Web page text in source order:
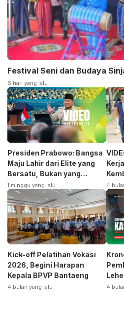
Festival Seni dan Budaya
6 hari yang lalu
Presiden Prabowo: Bangsa
Maju Lahir dari Elite yang
Bersatu, Bukan yang
Terpecah
1 minggu yang lalu
Siap
4
Kick-off Pelatihan Vokasi
2026, Begini Harapan
Kepala BPVP Bantaeng
4 bulan yang lalu 4